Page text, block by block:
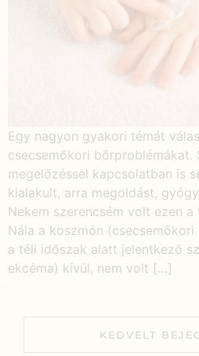
Egy nagyon gyakori témát
csecsemőkori bőrproblémákat.
megelőzéssel kapcsolatban is
kialakult, arra megoldást,
Nekem szerencsém volt ezen
Nála a koszmón
a téli időszak alatt jelentkező
ekcéma) kívül, nem volt […]
KEDVELT